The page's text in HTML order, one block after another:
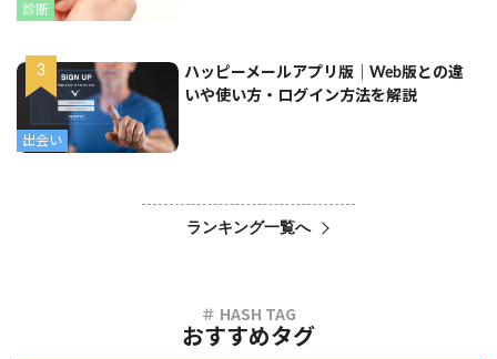
診断
出会い
ハッピーメールアプリ版｜Web版との違
いや使い方・ログイン方法を解説
ランキング一覧へ
おすすめタグ